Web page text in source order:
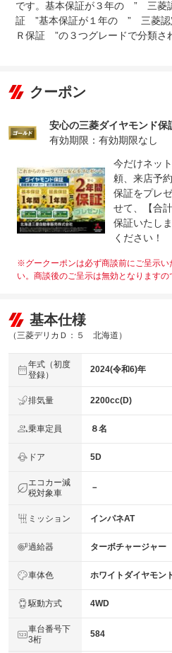
です。基本保証が３年の ” 三菱
証 ”基本保証が１年の ” 三菱認
Ｒ保証 ”の３つグレードで分類さ
クーポン
安心の三菱ダイヤモンド
有効期限：有効期限なし
今だけネッ
頼、来店予
保証をプレ
せて、【合
保証いたし
ください！
※グークーポンは必ず商談前にご呈示い
い。商談後のご呈示は無効となりますの
基本仕様
（三菱デリカＤ：５ 北海道）
年式（初度
登録）
2024(令和6)年
排気量 2200cc(D)
乗車定員 ８名
ドア 5D
エコカー減
税対象車
－
ミッション インパネAT
過給器 ターボチャージャー
車体色 ホワイトダイヤモン
駆動方式 4WD
車台番号下
3桁
584